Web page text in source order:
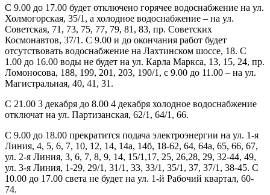
С 9.00 до 17.00 будет отключено горячее водоснабжение на ул.
Холмогорская, 35/1, а холодное водоснабжение – на ул.
Советская, 71, 73, 75, 77, 79, 81, 83, пр. Советских
Космонавтов, 37/1. С 9.00 и до окончания работ будет
отсутствовать водоснабжение на Лахтинском шоссе, 18. С
1.00 до 16.00 воды не будет на ул. Карла Маркса, 13, 15, 24, пр.
Ломоносова, 188, 199, 201, 203, 190/1, с 9.00 до 11.00 – на ул.
Магистральная, 40, 41, 31.
С 21.00 3 декабря до 8.00 4 декабря холодное водоснабжение
отключат на ул. Партизанская, 62/1, 64/1, 66.
С 9.00 до 18.00 прекратится подача электроэнергии на ул. 1-я
Линия, 4, 5, 6, 7, 10, 12, 14, 14а, 14б, 18-62, 64, 64а, 65, 66, 67,
ул. 2-я Линия, 3, 6, 7, 8, 9, 14, 15/1,17, 25, 26,28, 29, 32-44, 49,
ул. 3-я Линия, 1-29, 29/1, 31/1, 33, 33/1, 35/1, 37, 37/1, 38-45. С
10.00 до 17.00 света не будет на ул. 1-й Рабочий квартал, 60-
74.